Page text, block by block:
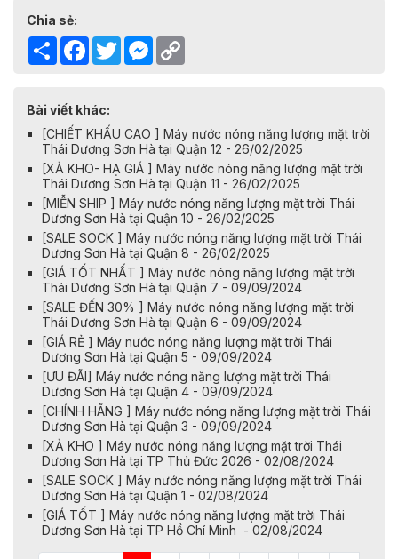
Chia sẻ:
Share Facebook
TwitterMessenger
Bài viết khác:
[CHIẾT KHẤU CAO ] Máy nước nóng năng lượng mặt trời
Thái Dương Sơn Hà tại Quận 12 - 26/02/2025
[XẢ KHO- HẠ GIÁ ] Máy nước nóng năng lượng mặt trời
Thái Dương Sơn Hà tại Quận 11 - 26/02/2025
[MIỄN SHIP ] Máy nước nóng năng lượng mặt trời Thái
Dương Sơn Hà tại Quận 10 - 26/02/2025
[SALE SOCK ] Máy nước nóng năng lượng mặt trời Thái
Dương Sơn Hà tại Quận 8 - 26/02/2025
[GIÁ TỐT NHẤT ] Máy nước nóng năng lượng mặt trời
Thái Dương Sơn Hà tại Quận 7 - 09/09/2024
[SALE ĐẾN 30% ] Máy nước nóng năng lượng mặt trời
Thái Dương Sơn Hà tại Quận 6 - 09/09/2024
[GIÁ RẺ ] Máy nước nóng năng lượng mặt trời Thái
Dương Sơn Hà tại Quận 5 - 09/09/2024
[ƯU ĐÃI] Máy nước nóng năng lượng mặt trời Thái
Dương Sơn Hà tại Quận 4 - 09/09/2024
[CHÍNH HÃNG ] Máy nước nóng năng lượng mặt trời Thái
Dương Sơn Hà tại Quận 3 - 09/09/2024
[XẢ KHO ] Máy nước nóng năng lượng mặt trời Thái
Dương Sơn Hà tại TP Thủ Đức 2026 - 02/08/2024
[SALE SOCK ] Máy nước nóng năng lượng mặt trời Thái
Dương Sơn Hà tại Quận 1 - 02/08/2024
[GIÁ TỐT ] Máy nước nóng năng lượng mặt trời Thái
Dương Sơn Hà tại TP Hồ Chí Minh - 02/08/2024